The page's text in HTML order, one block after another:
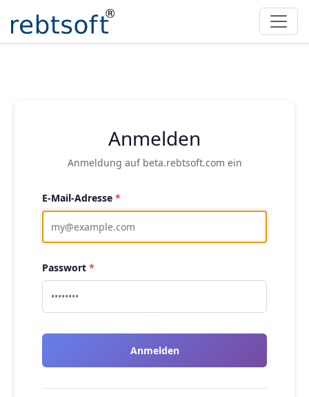
Anmelden
Anmeldung auf beta.rebtsoft.com ein
E-Mail-Adresse *
Passwort *
Anmelden